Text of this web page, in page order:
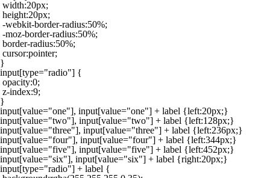
width:20px;
height:20px;
-webkit-border-radius:50%;
-moz-border-radius:50%;
border-radius:50%;
cursor:pointer;
}
input[type="radio"] {
opacity:0;
z-index:9;
}
input[value="one"], input[value="one"] + label {left:20px;}
input[value="two"], input[value="two"] + label {left:128px;}
input[value="three"], input[value="three"] + label {left:236px;}
input[value="four"], input[value="four"] + label {left:344px;}
input[value="five"], input[value="five"] + label {left:452px;}
input[value="six"], input[value="six"] + label {right:20px;}
input[type="radio"] + label {